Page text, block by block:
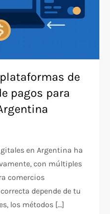
de
pagos para
en Argentina ha
con múltiples
comercios
depende de tu
los métodos […]